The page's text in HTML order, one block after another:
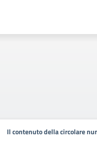
Il contenuto della circolare